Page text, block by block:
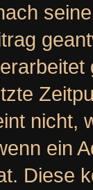
nicht,
ein
Diese